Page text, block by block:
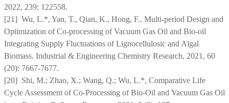
2022, 239: 122558.
[21] Wu, L.*, Yan, T., Qian, K., Hong, F.. Multi-period Design and
Optimization of Co-processing of Vacuum Gas Oil and Bio-oil
Integrating Supply Fluctuations of Lignocellulosic and Algal
Biomass. Industrial & Engineering Chemistry Research, 2021, 60
(20): 7667-7677.
[20] Shi, M.; Zhao, X.; Wang, Q.; Wu, L.*, Comparative Life
Cycle Assessment of Co-Processing of Bio-Oil and Vacuum Gas Oil